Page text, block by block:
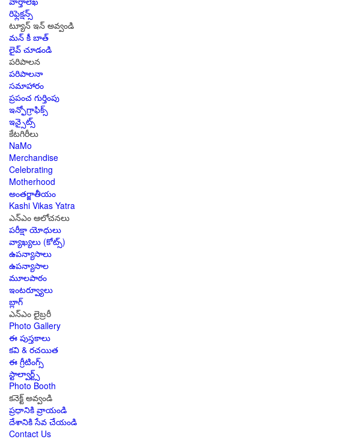
రిఫ్లెక్షన్స్
ట్యూన్ ఇన్ అవ్వండి
మన్ కీ బాత్
లైవ్ చూడండి
పరిపాలన
పరిపాలనా
సమాహారం
ప్రపంచ గుర్తింపు
ఇన్ఫోగ్రాఫిక్స్
ఇన్సైట్స్
కేటగిరీలు
NaMo
Merchandise
Celebrating
Motherhood
అంతర్జాతీయం
Kashi Vikas Yatra
ఎన్ఎం ఆలోచనలు
పరీక్షా యోధులు
వ్యాఖ్యలు (కోట్స్)
ఉపన్యాసాలు
ఉపన్యాసాల
మూలపాఠం
ఇంటర్వ్యూలు
బ్లాగ్
ఎన్ఎం లైబ్రరీ
Photo Gallery
ఈ పుస్తకాలు
కవి & రచయిత
ఈ గ్రీటింగ్స్
స్టాల్వార్ట్స్
Photo Booth
కనెక్ట్ అవ్వండి
ప్రధానికి వ్రాయండి
దేశానికి సేవ చేయండి
Contact Us